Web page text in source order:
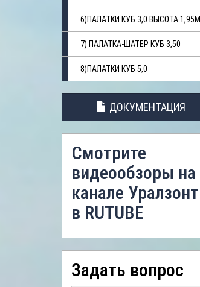
6)ПАЛАТКИ КУБ 3,0 ВЫСОТА 1,95М
7) ПАЛАТКА-ШАТЕР КУБ 3,50
8)ПАЛАТКИ КУБ 5,0
ДОКУМЕНТАЦИЯ
Смотрите
видеообзоры на
канале Уралзонт
в RUTUBE
Задать вопрос